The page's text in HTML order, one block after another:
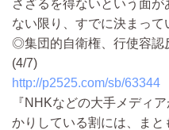
さざるを得ないという面
ない限り、すでに決まって
◎集団的自衛権、行使容
(4/7)
http://p2525.com/sb/63344
『NHKなどの大手メディ
かりしている割には、ま